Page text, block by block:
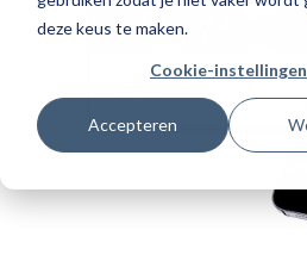
deze keus te maken.
Cookie-instellingen
Accepteren